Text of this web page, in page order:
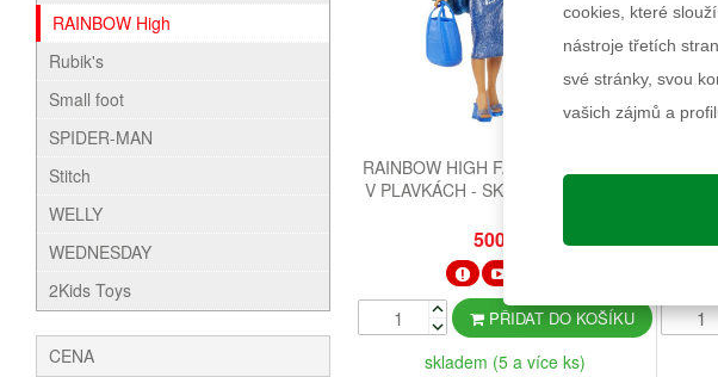
RAINBOW HIGH FASHION PANENKA
V PLAVKÁCH - SKYLER BRADSHAW
500 Kč
PŘIDAT DO KOŠÍKU
skladem (5 a více ks)
RAINBOW High
Rubik's
Small foot
SPIDER-MAN
Stitch
WELLY
WEDNESDAY
2Kids Toys
CENA
cookies, které
nástroje třetích
své stránky, svou
vašich zájmů a